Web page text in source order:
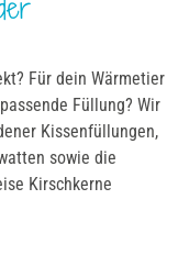
Für dein Wärmetier
Füllung? Wir
Kissenfüllungen,
sowie die
Kirschkerne